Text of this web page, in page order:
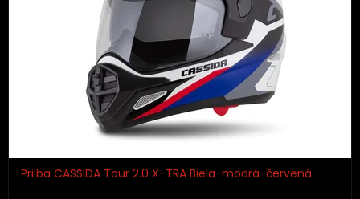
Prilba CASSIDA Tour 2.0 X-TRA Biela-modrá-červená